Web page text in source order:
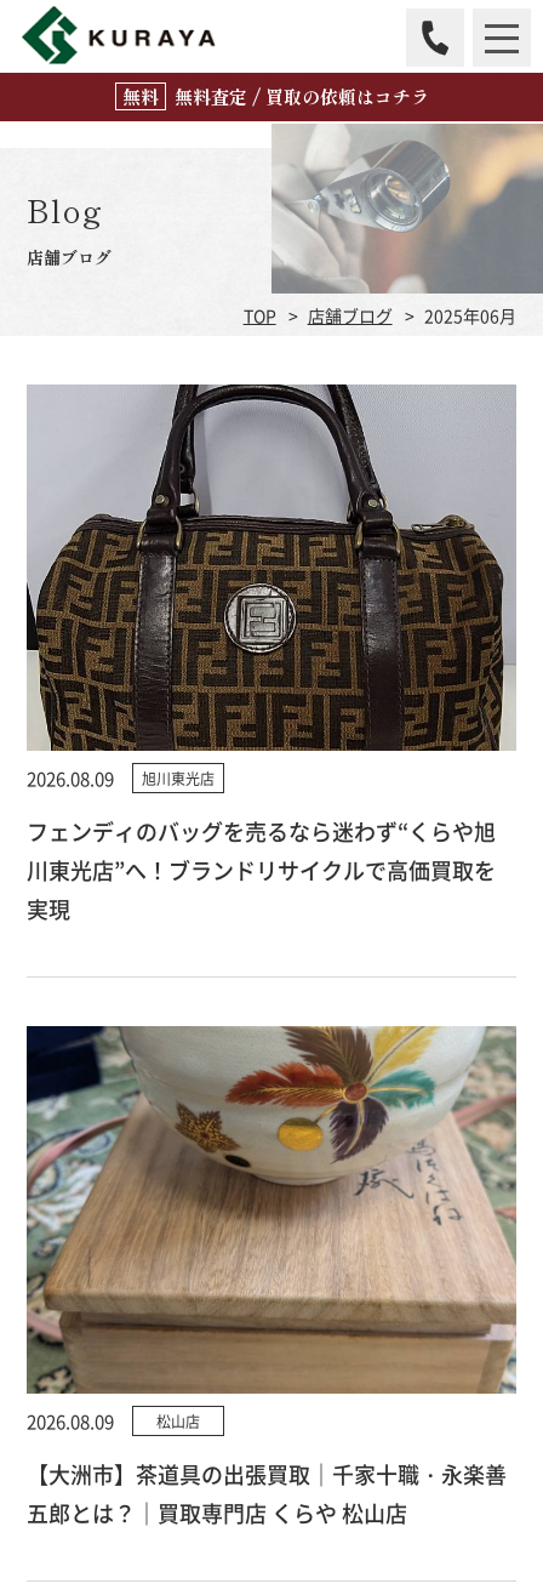
無料査定 / 買取の依頼はコチラ
Blog
店舗ブログ
TOP 店舗ブログ 2025年06月
2026.08.09 旭川東光店
フェンディのバッグを売るなら迷わず“くらや旭
川東光店”へ！ブランドリサイクルで高価買取を
実現
2026.08.09 松山店
【大洲市】茶道具の出張買取｜千家十職・永楽善
五郎とは？｜買取専門店 くらや 松山店